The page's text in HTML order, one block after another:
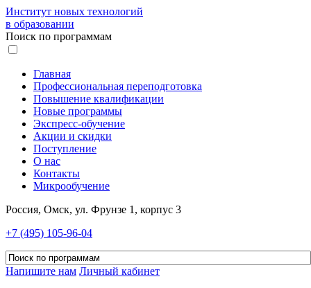
Институт новых технологий
в образовании
Поиск по программам
Главная
Профессиональная переподготовка
Повышение квалификации
Новые программы
Экспресс-обучение
Акции и скидки
Поступление
О нас
Контакты
Микрообучение
Россия, Омск, ул. Фрунзе 1, корпус 3
+7 (495) 105-96-04
Напишите нам Личный кабинет